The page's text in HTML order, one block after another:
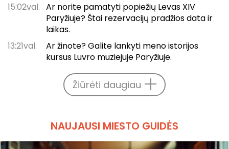
15:02val. Ar norite pamatyti popiežių Levas XIV
Paryžiuje? Štai rezervacijų pradžios data ir
laikas.
13:21val.
Ar žinote? Galite lankyti meno istorijos
kursus Luvro muziejuje Paryžiuje.
Žiūrėti daugiau
NAUJAUSI MIESTO GUIDĖS